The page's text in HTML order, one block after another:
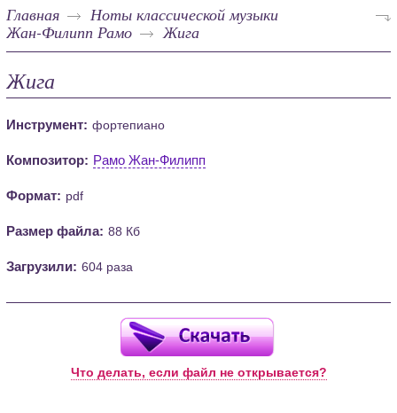
Главная
Ноты классической музыки
Жан-Филипп Рамо
Жига
Жига
Инструмент: фортепиано
Композитор: Рамо Жан-Филипп
Формат: pdf
Размер файла: 88 Кб
Загрузили: 604 раза
Что делать, если файл не открывается?